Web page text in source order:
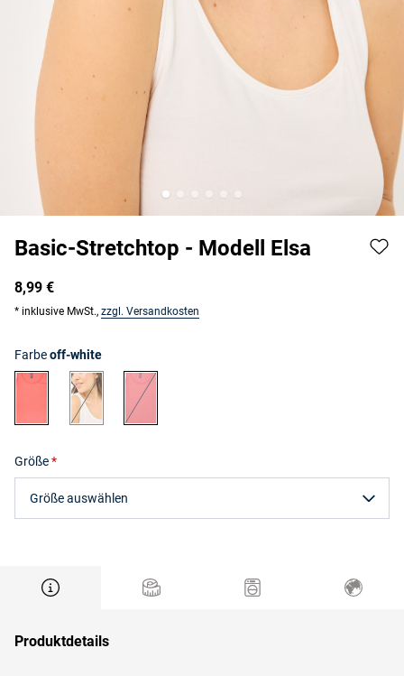
Basic-Stretchtop - Modell Elsa
8,99 €
* inklusive MwSt., zzgl. Versandkosten
Farbeoff-white
hellrot
off-white rosenholz
Größe
Größe auswählen
Produktdetails